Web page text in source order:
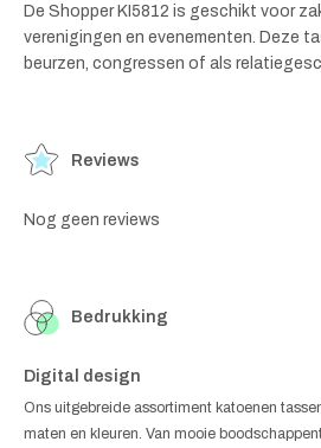
De Shopper KI5812 is geschikt voor
verenigingen en evenementen. Deze
beurzen, congressen of als
Reviews
Nog geen reviews
Bedrukking
Digital design
Ons uitgebreide assortiment katoenen
maten en kleuren. Van mooie